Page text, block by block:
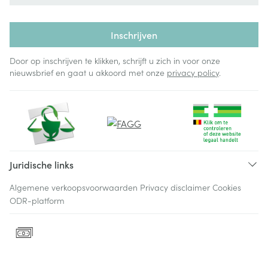
Inschrijven
Door op inschrijven te klikken, schrijft u zich in voor onze
nieuwsbrief en gaat u akkoord met onze privacy policy.
Juridische links
Algemene verkoopsvoorwaarden Privacy disclaimer Cookies
ODR-platform